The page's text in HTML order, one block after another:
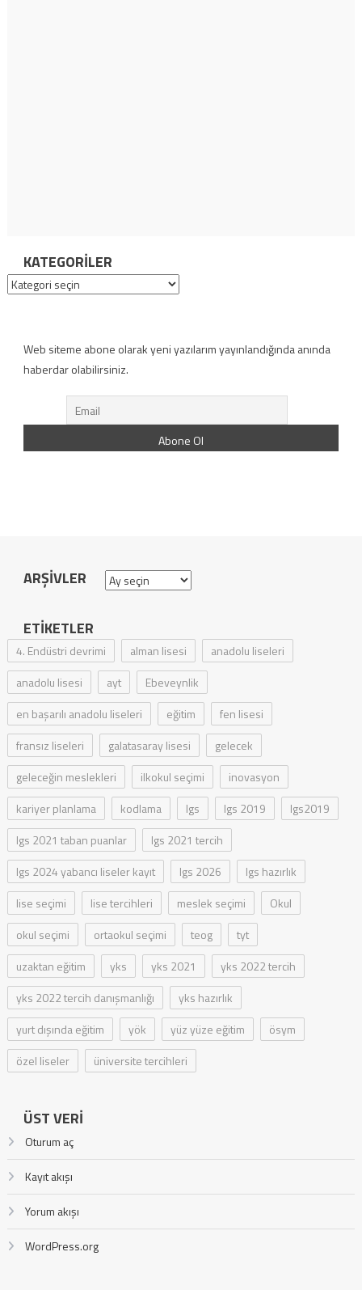
KATEGORILER
Kategoriler
Web siteme abone olarak yeni yazılarım yayınlandığında anında
haberdar olabilirsiniz.
ARŞIVLER Arşivler
ETIKETLER
4. Endüstri devrimi alman lisesi
anadolu liseleri
anadolu lisesi
ayt
Ebeveynlik
en başarılı anadolu liseleri
eğitim
fen lisesi
fransız liseleri
galatasaray lisesi
gelecek
geleceğin meslekleri
ilkokul seçimi
inovasyon
kariyer planlama
kodlama lgs lgs 2019
lgs2019
lgs 2021 taban puanlar
lgs 2021 tercih
lgs 2024 yabancı liseler kayıt
lgs 2026
lgs hazırlık
lise seçimi
lise tercihleri meslek seçimi
Okul
okul seçimi
ortaokul seçimi teog
tyt
uzaktan eğitim
yks yks 2021
yks 2022 tercih
yks 2022 tercih danışmanlığı
yks hazırlık
yurt dışında eğitim
yök yüz yüze eğitim
ösym
özel liseler
üniversite tercihleri
ÜST VERI
Oturum aç
Kayıt akışı
Yorum akışı
WordPress.org